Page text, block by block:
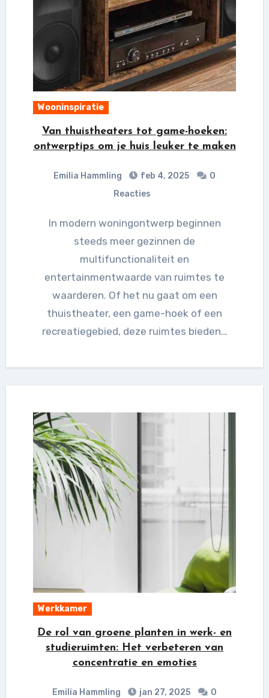
Wooninspiratie
Van thuistheaters tot game-hoeken:
ontwerptips om je huis leuker te maken
Emilia Hammling feb 4, 2025
0
Reacties
In modern woningontwerp beginnen
steeds meer gezinnen de
multifunctionaliteit en
entertainmentwaarde van ruimtes te
waarderen. Of het nu gaat om een
thuistheater, een game-hoek of een
recreatiegebied, deze ruimtes bieden…
Werkkamer
De rol van groene planten in werk- en
studieruimten: Het verbeteren van
concentratie en emoties
Emilia Hammling jan 27, 2025
0